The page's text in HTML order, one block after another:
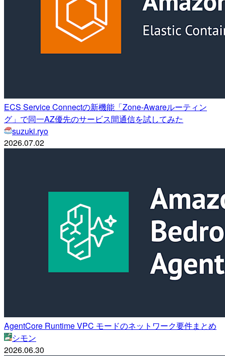
ECS Service Connectの新機能「Zone-Awareルーティン
グ」で同一AZ優先のサービス間通信を試してみた
suzuki.ryo
2026.07.02
AgentCore Runtime VPC モードのネットワーク要件まとめ
シモン
2026.06.30